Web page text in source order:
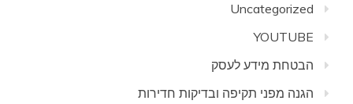
Uncategorized
YOUTUBE
הבטחת מידע לעסק
הגנה מפני תקיפה ובדיקות חדירות